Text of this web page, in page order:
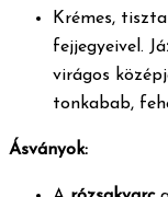
Krémes,
fejjegyeivel.
virágos
tonkabab,
Ásványok: